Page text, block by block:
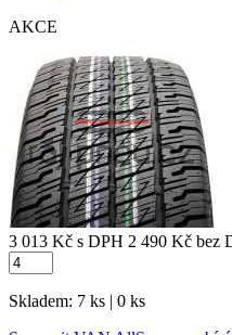
AKCE
3 013 Kč s DPH 2 490 Kč bez
Skladem: 7 ks | 0 ks